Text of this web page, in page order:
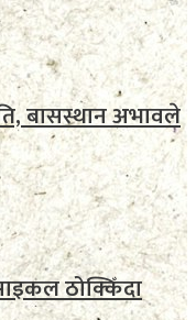
बासस्थान अभावले
ठोक्किँदा